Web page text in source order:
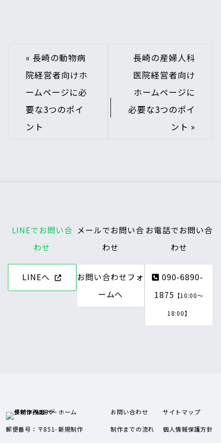
« 長崎の動物病
院経営者向けホ
ームページに必
要な3つのポイ
ント
長崎の産婦人科
医院経営者向け
ホームページに
必要な3つのポイ
ント »
LINEでお問い合
わせ
LINEへ
メールでお問い合
わせ
お問い合わせフォ
ームへ
お電話でお問い合
わせ
090-6890-
1875 【10:00～
18:00】
郵便番号：〒851-
ホーム
新規制作
お問い合わせ
制作までの流れ
サイトマップ
個人情報保護方針